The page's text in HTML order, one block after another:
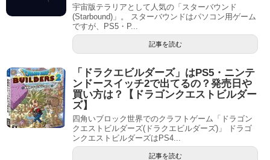
宇宙版テラリアとして人気の「スターバウンド
(Starbound)」。 スターバウンドはパソコン用ゲーム
ですが、PS5・P...
記事を読む
「ドラクエビルダーズ」はPS5・ニンテ
ンドースイッチ2で出てるの？発売日や
買い方は？【ドラゴンクエストビルダー
ズ】
四角いブロック世界でのクラフトゲーム「ドラゴン
クエストビルダーズ(ドラクエビルダーズ)」 ドラゴ
ンクエストビルダーズはPS4...
記事を読む